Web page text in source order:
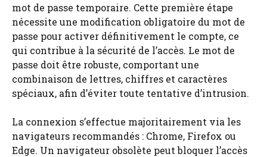
mot de passe temporaire. Cette première étape
nécessite une modification obligatoire du mot de
passe pour activer définitivement le compte, ce
qui contribue à la sécurité de l’accès. Le mot de
passe doit être robuste, comportant une
combinaison de lettres, chiffres et caractères
spéciaux, afin d’éviter toute tentative d’intrusion.
La connexion s’effectue majoritairement via les
navigateurs recommandés : Chrome, Firefox ou
Edge. Un navigateur obsolète peut bloquer l’accès